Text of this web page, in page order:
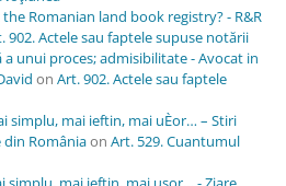
Romanian land book registry? - R&R
902. Actele sau faptele supuse notării
unui proces; admisibilitate - Avocat in
on Art. 902. Actele sau faptele
simplu, mai ieftin, mai uÈor… – Stiri
din Româniaon Art. 529. Cuantumul